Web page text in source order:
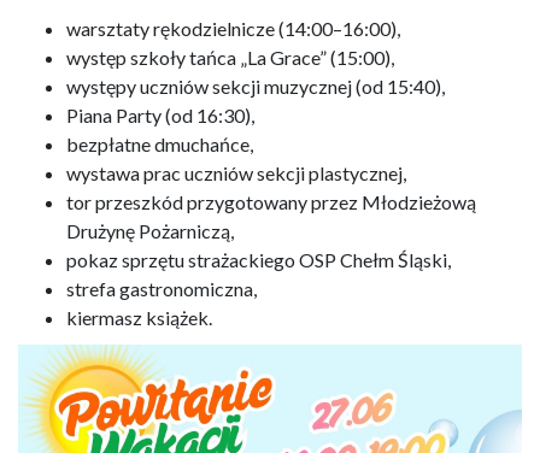
warsztaty rękodzielnicze (14:00–16:00),
występ szkoły tańca „La Grace” (15:00),
występy uczniów sekcji muzycznej (od 15:40),
Piana Party (od 16:30),
bezpłatne dmuchańce,
wystawa prac uczniów sekcji plastycznej,
tor przeszkód przygotowany przez Młodzieżową
Drużynę Pożarniczą,
pokaz sprzętu strażackiego OSP Chełm Śląski,
strefa gastronomiczna,
kiermasz książek.